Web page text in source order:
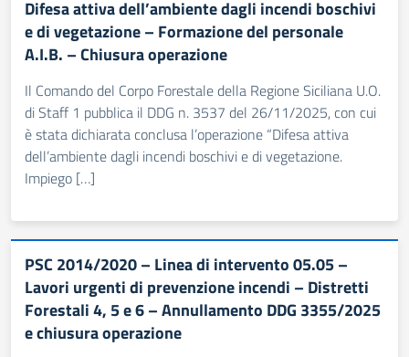
Difesa attiva dell’ambiente dagli incendi boschivi
e di vegetazione – Formazione del personale
A.I.B. – Chiusura operazione
Il Comando del Corpo Forestale della Regione Siciliana U.O.
di Staff 1 pubblica il DDG n. 3537 del 26/11/2025, con cui
è stata dichiarata conclusa l’operazione “Difesa attiva
dell’ambiente dagli incendi boschivi e di vegetazione.
Impiego […]
PSC 2014/2020 – Linea di intervento 05.05 –
Lavori urgenti di prevenzione incendi – Distretti
Forestali 4, 5 e 6 – Annullamento DDG 3355/2025
e chiusura operazione